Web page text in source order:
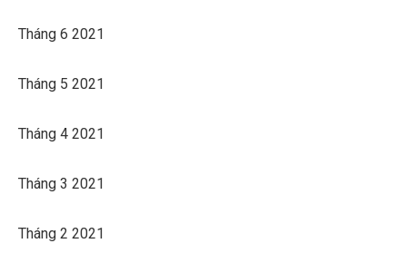
Tháng 6 2021
Tháng 5 2021
Tháng 4 2021
Tháng 3 2021
Tháng 2 2021